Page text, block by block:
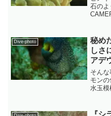
石のよ
サビラ
ャク
Dive-photo
秘め
しさ
アデ
ボ
そん
モン
水玉模
ウツ